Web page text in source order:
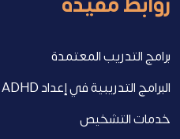
برامج التدريب المعتمدة
البرامج التدريبية في إعداد ADHD كوتش معتمد
خدمات التشخيص